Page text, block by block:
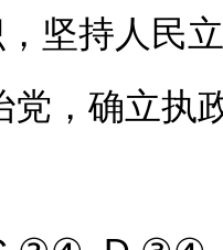
坚持人民
，确立执